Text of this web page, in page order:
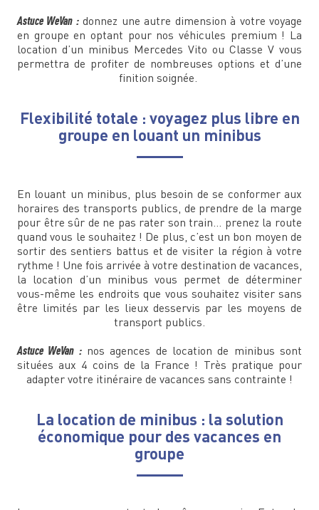
Astuce WeVan :donnez une autre dimension à votre voyage
en groupe en optant pour nos véhicules premium ! La
location d’un minibus Mercedes Vito ou Classe V vous
permettra de profiter de nombreuses options et d’une
finition soignée.
Flexibilité totale : voyagez plus libre en
groupe en louant un minibus
En louant un minibus, plus besoin de se conformer aux
horaires des transports publics, de prendre de la marge
pour être sûr de ne pas rater son train… prenez la route
quand vous le souhaitez ! De plus, c’est un bon moyen de
sortir des sentiers battus et de visiter la région à votre
rythme ! Une fois arrivée à votre destination de vacances,
la location d’un minibus vous permet de déterminer
vous-même les endroits que vous souhaitez visiter sans
être limités par les lieux desservis par les moyens de
transport publics.
Astuce WeVan :nos agences de location de minibus sont
situées aux 4 coins de la France ! Très pratique pour
adapter votre itinéraire de vacances sans contrainte !
La location de minibus : la solution
économique pour des vacances en
groupe